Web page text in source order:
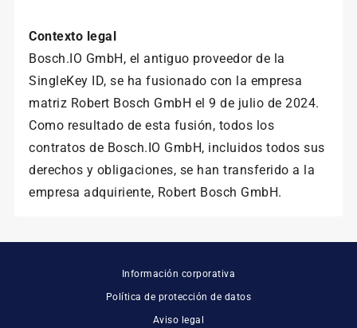
Contexto legal
Bosch.IO GmbH, el antiguo proveedor de la
SingleKey ID, se ha fusionado con la empresa
matriz Robert Bosch GmbH el 9 de julio de 2024.
Como resultado de esta fusión, todos los
contratos de Bosch.IO GmbH, incluidos todos sus
derechos y obligaciones, se han transferido a la
empresa adquiriente, Robert Bosch GmbH.
Información corporativa
Política de protección de datos
Aviso legal